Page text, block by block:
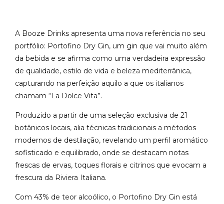
A Booze Drinks apresenta uma nova referência no seu
portfólio: Portofino Dry Gin, um gin que vai muito além
da bebida e se afirma como uma verdadeira expressão
de qualidade, estilo de vida e beleza mediterrânica,
capturando na perfeição aquilo a que os italianos
chamam “La Dolce Vita”.
Produzido a partir de uma seleção exclusiva de 21
botânicos locais, alia técnicas tradicionais a métodos
modernos de destilação, revelando um perfil aromático
sofisticado e equilibrado, onde se destacam notas
frescas de ervas, toques florais e citrinos que evocam a
frescura da Riviera Italiana.
Com 43% de teor alcoólico, o Portofino Dry Gin está